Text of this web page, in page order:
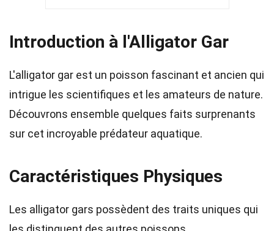
Introduction à l'Alligator Gar
L'alligator gar est un poisson fascinant et ancien qui
intrigue les scientifiques et les amateurs de nature.
Découvrons ensemble quelques faits surprenants
sur cet incroyable prédateur aquatique.
Caractéristiques Physiques
Les alligator gars possèdent des traits uniques qui